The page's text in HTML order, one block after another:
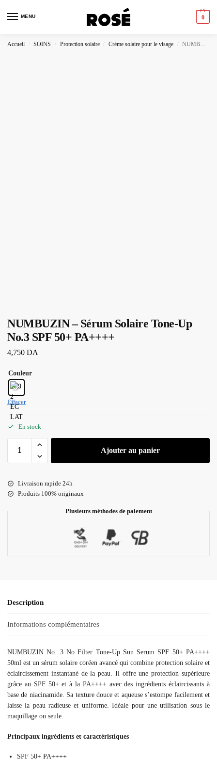
MENU 0
Accueil / SOINS / Protection solaire / Crème solaire pour le visage / NUMBUZIN – Sérum Solaire Tone-Up No.3 SPF 50+ PA++++
NUMBUZIN – Sérum Solaire Tone-Up
No.3 SPF 50+ PA++++
4,750 DA
Couleur
Effacer
En stock
Ajouter au panier
Livraison rapide 24h
Produits 100% originaux
Plusieurs méthodes de paiement
Description
Informations complémentaires
NUMBUZIN No. 3 No Filter Tone-Up Sun Serum SPF 50+ PA++++
50ml est un sérum solaire coréen avancé qui combine protection solaire et
éclaircissement instantané de la peau. Il offre une protection supérieure
grâce au SPF 50+ et à la PA++++ avec des ingrédients éclaircissants à
base de niacinamide. Sa texture douce et aqueuse s’estompe facilement et
laisse la peau radieuse et uniforme. Idéale pour une utilisation sous le
maquillage ou seule.
Principaux ingrédients et caractéristiques
SPF 50+ PA++++